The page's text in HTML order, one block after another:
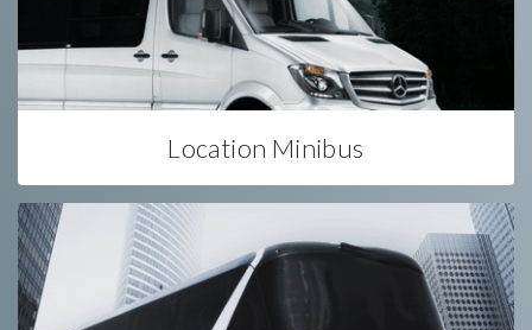
Location Minibus